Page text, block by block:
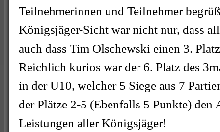
Teilnehmerinnen und Teilnehmer
Königsjäger-Sicht war nicht nur, dass
auch dass Tim Olschewski einen 3.
Reichlich kurios war der 6. Platz des
in der U10, welcher 5 Siege aus 7
der Plätze 2-5 (Ebenfalls 5 Punkte) den
Leistungen aller Königsjäger!